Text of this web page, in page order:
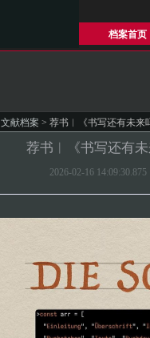
档案首页
文献档案 > 荐书︱《书写还有未来
荐书︱《书写还有
2026-02-16